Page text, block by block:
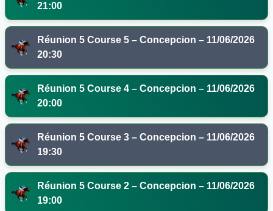
21:00
Réunion 5 Course 5 – Concepcion – 11/06/2026
20:30
Réunion 5 Course 4 – Concepcion – 11/06/2026
20:00
Réunion 5 Course 3 – Concepcion – 11/06/2026
19:30
Réunion 5 Course 2 – Concepcion – 11/06/2026
19:00